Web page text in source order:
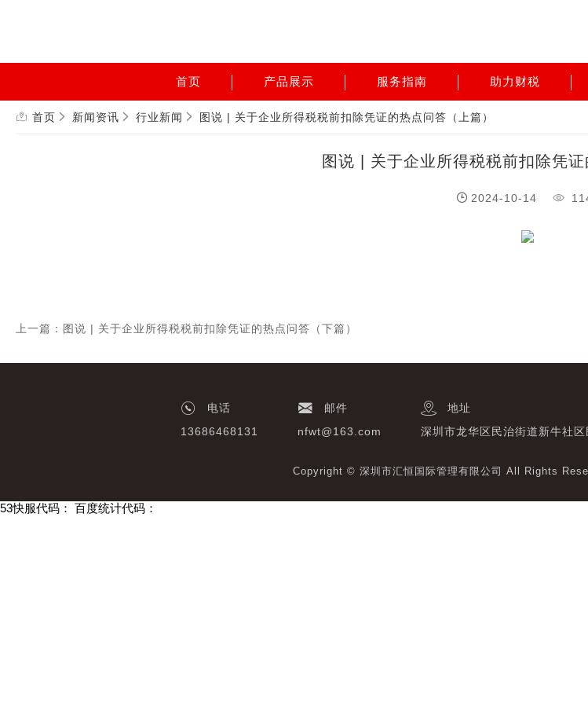
首页 产品展示 服务指南 助力财税
首页 新闻资讯 行业新闻 图说 | 关于企业所得税税前扣除凭证的热点问答（上篇）
图说 | 关于企业所得税税前扣除凭证
2024-10-14
上一篇：图说 | 关于企业所得税税前扣除凭证的热点问答（下篇）
电话
13686468131
邮件
nfwt@163.com
地址
深圳市龙华区民治街道新牛社
Copyright © 深圳市汇恒国际管理有限公司 All Rights
53快服代码： 百度统计代码：